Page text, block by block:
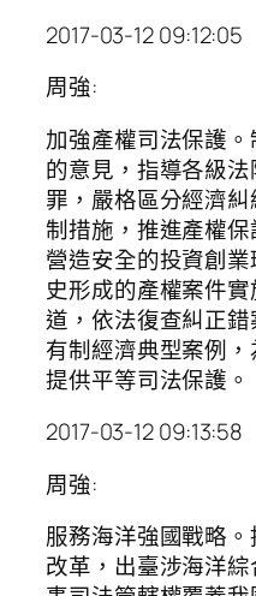
2017-03-12 09:12:05
周強:
加強產權司法保護
的意見，指導各級
罪，嚴格區分經濟
制措施，推進產權
營造安全的投資創
史形成的產權案件
道，依法復查糾正
有制經濟典型案例
提供平等司法保護。
2017-03-12 09:13:58
周強:
服務海洋強國戰略
改革，出臺涉海洋